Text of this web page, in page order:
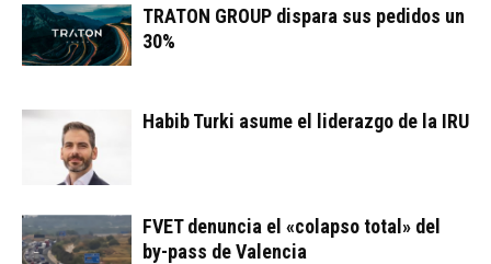
TRATON GROUP dispara sus pedidos un
30%
Habib Turki asume el liderazgo de la IRU
FVET denuncia el «colapso total» del
by-pass de Valencia